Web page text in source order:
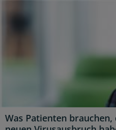
Was Patienten